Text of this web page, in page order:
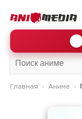
Главная Аниме